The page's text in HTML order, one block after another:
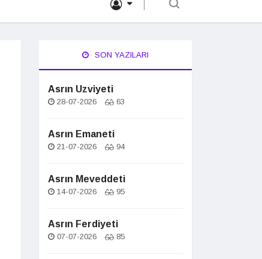
SON YAZILARI
Asrın Uzviyeti
28-07-2026 63
Asrın Emaneti
21-07-2026 94
Asrın Meveddeti
14-07-2026 95
Asrın Ferdiyeti
07-07-2026 85